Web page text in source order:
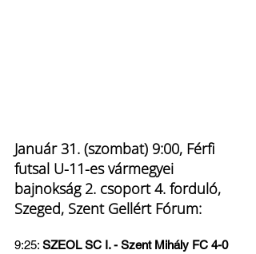
Január 31. (szombat) 9:00, Férfi
futsal U-11-es vármegyei
bajnokság 2. csoport 4. forduló,
Szeged, Szent Gellért Fórum:
9:25: SZEOL SC I. - Szent Mihály FC 4-0